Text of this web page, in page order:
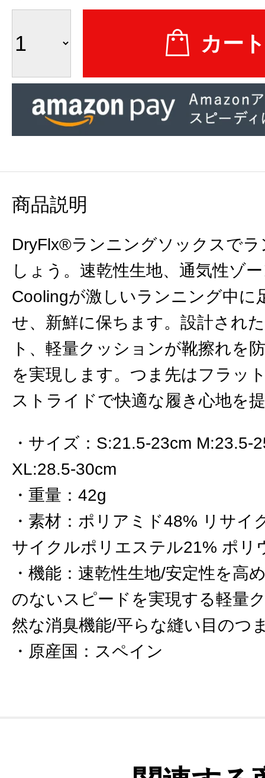
商品説明
DryFlx®ランニングソックスで
しょう。速乾性生地、通気性ゾ
Coolingが激しいランニング中に
せ、新鮮に保ちます。設計され
ト、軽量クッションが靴擦れを
を実現します。つま先はフラッ
ストライドで快適な履き心地を
サイズ ： S:21.5-23cm M:23.5-
XL:28.5-30cm
重量 ： 42g
素材 ： ポリアミド48% リサイ
サイクルポリエステル21% ポリ
機能 ： 速乾性生地/安定性を高
のないスピードを実現する軽量
然な消臭機能/平らな縫い目のつ
原産国 ： スペイン